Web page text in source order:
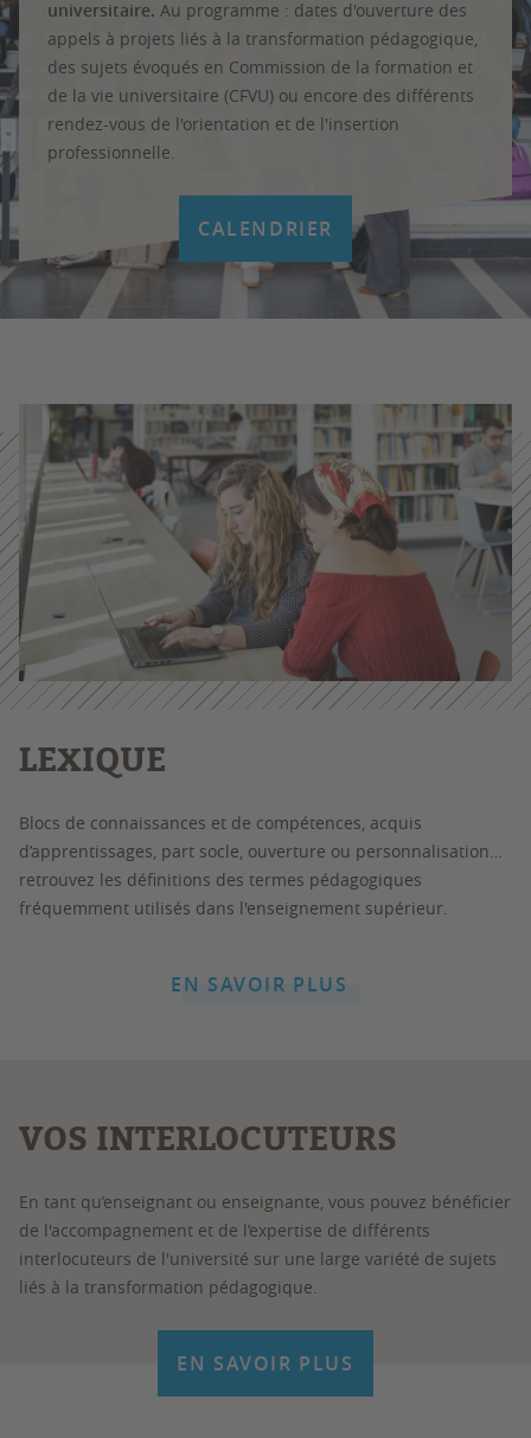
universitaire. Au programme : dates d'ouverture des
appels à projets liés à la transformation pédagogique,
des sujets évoqués en Commission de la formation et
de la vie universitaire (CFVU) ou encore des différents
rendez-vous de l'orientation et de l'insertion
professionnelle.
CALENDRIER
LEXIQUE
Blocs de connaissances et de compétences, acquis
d’apprentissages, part socle, ouverture ou personnalisation…
retrouvez les définitions des termes pédagogiques
fréquemment utilisés dans l'enseignement supérieur.
EN SAVOIR PLUS
VOS INTERLOCUTEURS
En tant qu’enseignant ou enseignante, vous pouvez bénéficier
de l'accompagnement et de l’expertise de différents
interlocuteurs de l'université sur une large variété de sujets
liés à la transformation pédagogique.
EN SAVOIR PLUS